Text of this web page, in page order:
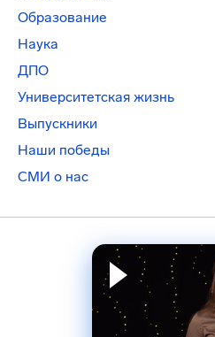
Образование
Наука
ДПО
Университетская жизнь
Выпускники
Наши победы
СМИ о нас